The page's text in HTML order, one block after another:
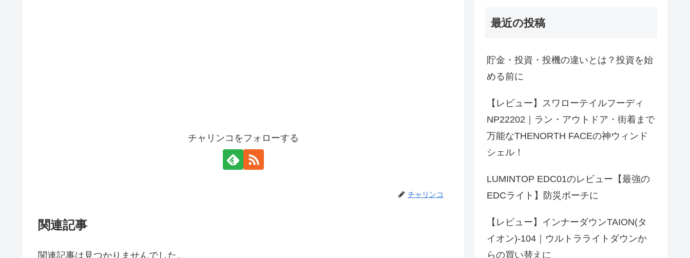
チャリンコをフォローする
チャリンコ
関連記事
関連記事は見つかりませんでした。
最近の投稿
貯金・投資・投機の違いとは？投資を始
める前に
【レビュー】スワローテイルフーディ
NP22202｜ラン・アウトドア・街着まで
万能なTHENORTH FACEの神ウィンド
シェル！
LUMINTOP EDC01のレビュー【最強の
EDCライト】防災ポーチに
【レビュー】インナーダウンTAION(タ
イオン)-104｜ウルトラライトダウンか
らの買い替えに